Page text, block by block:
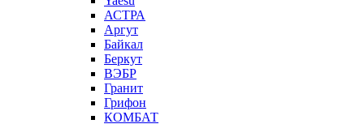
АСТРА
Аргут
Байкал
Беркут
ВЭБР
Гранит
Грифон
КОМБАТ